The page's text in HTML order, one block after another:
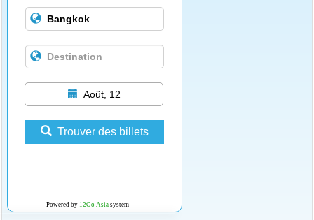
Août, 12
Trouver des billets
Powered by 12Go Asia system